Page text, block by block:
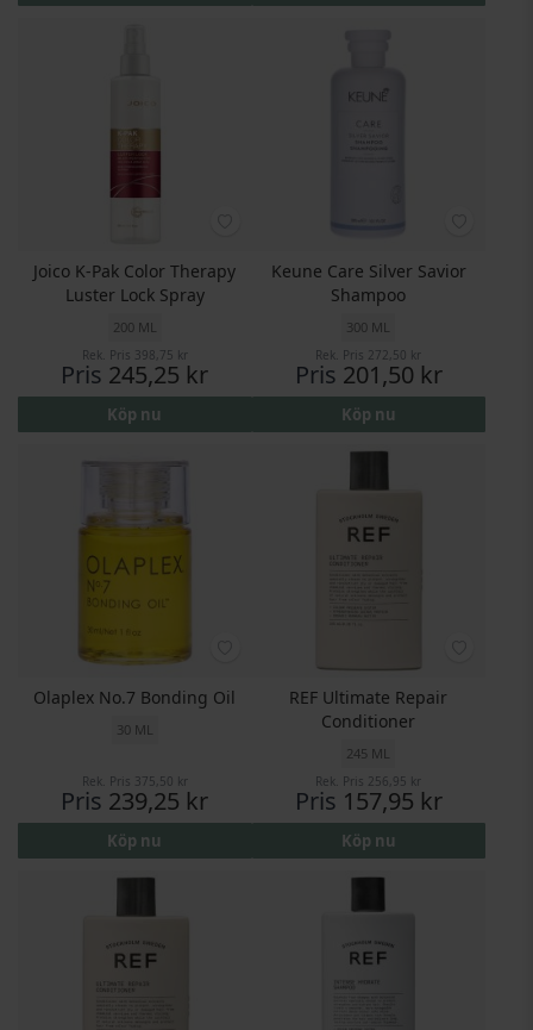
Joico K-Pak Color Therapy
Luster Lock Spray
200 ML
Rek. Pris 398,75 kr
Pris 245,25 kr
Köp nu
Keune Care Silver Savior
Shampoo
300 ML
Rek. Pris 272,50 kr
Pris 201,50 kr
Köp nu
Olaplex No.7 Bonding Oil
30 ML
Rek. Pris 375,50 kr
Pris 239,25 kr
Köp nu
REF Ultimate Repair
Conditioner
245 ML
Rek. Pris 256,95 kr
Pris 157,95 kr
Köp nu